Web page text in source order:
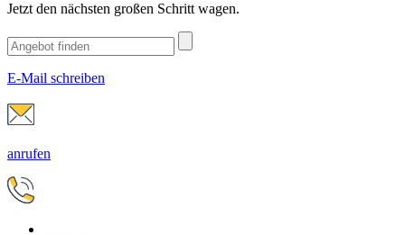
Jetzt den nächsten großen Schritt wagen.
E-Mail schreiben
anrufen